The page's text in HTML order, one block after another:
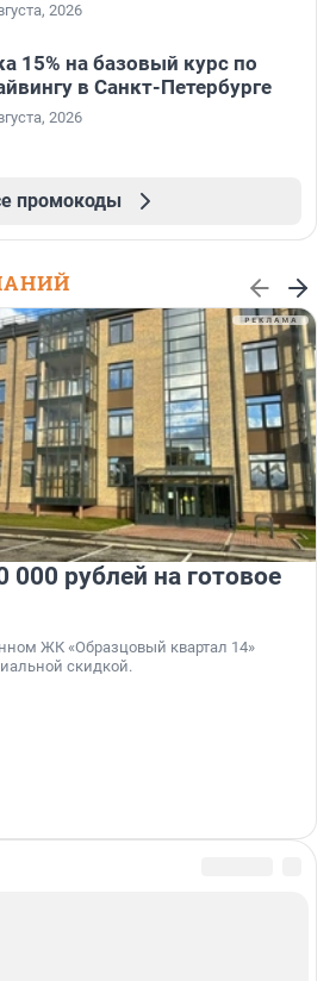
2026
15% на базовый курс по
в Санкт-Петербурге
2026
промокоды
000 рублей на готовое
ЖК «Образцовый квартал 14»
скидкой.